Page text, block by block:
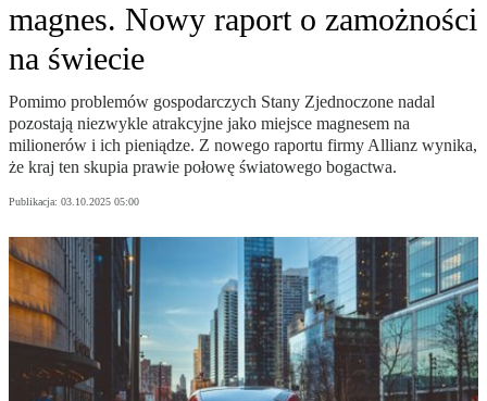
magnes. Nowy raport o zamożności
na świecie
Pomimo problemów gospodarczych Stany Zjednoczone nadal
pozostają niezwykle atrakcyjne jako miejsce magnesem na
milionerów i ich pieniądze. Z nowego raportu firmy Allianz wynika,
że kraj ten skupia prawie połowę światowego bogactwa.
Publikacja: 03.10.2025 05:00